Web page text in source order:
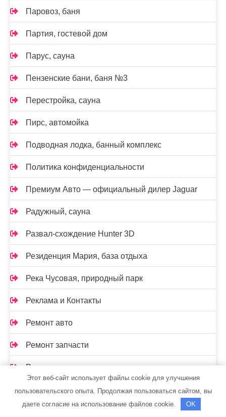
Паровоз, баня
Партия, гостевой дом
Парус, сауна
Пензенские бани, баня №3
Перестройка, сауна
Пирс, автомойка
Подводная лодка, банный комплекс
Политика конфиденциальности
Премиум Авто — официальный дилер Jaguar
Радужный, сауна
Развал-схождение Hunter 3D
Резиденция Мария, база отдыха
Река Чусовая, природный парк
Реклама и Контакты
Ремонт авто
Ремонт запчасти
Родник, центр отдыха
Романовские бани
Романовский комбинат бытовых услуг, баня
Этот веб-сайт использует файлы cookie для улучшения
пользовательского опыта. Продолжая пользоваться сайтом, вы
даете согласие на использование файлов cookie.
OK